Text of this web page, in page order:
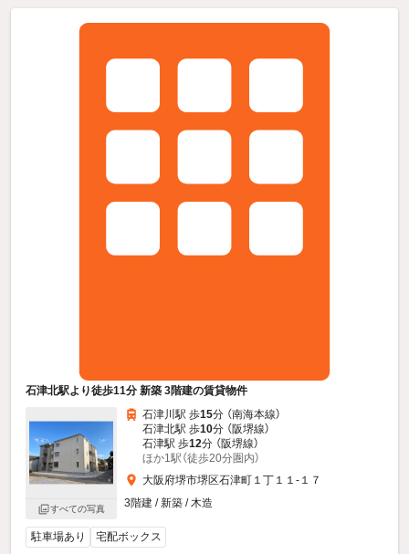
石津北駅より徒歩11分 新築 3階建の賃貸物件
すべての写真
石津川駅 歩15分 （南海本線）
石津北駅 歩10分 （阪堺線）
石津駅 歩12分 （阪堺線）
ほか1駅（徒歩20分圏内）
大阪府堺市堺区石津町１丁１１-１７
3階建 / 新築 / 木造
駐車場あり 宅配ボックス